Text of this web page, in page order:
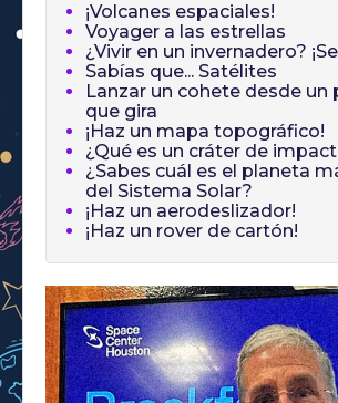
¡Volcanes espaciales!
Voyager a las estrellas
¿Vivir en un invernadero?
Sabías que... Satélites
Lanzar un cohete desde un
que gira
¡Haz un mapa topográfico!
¿Qué es un cráter de
¿Sabes cuál es el planeta
del Sistema Solar?
¡Haz un aerodeslizador!
¡Haz un rover de cartón!